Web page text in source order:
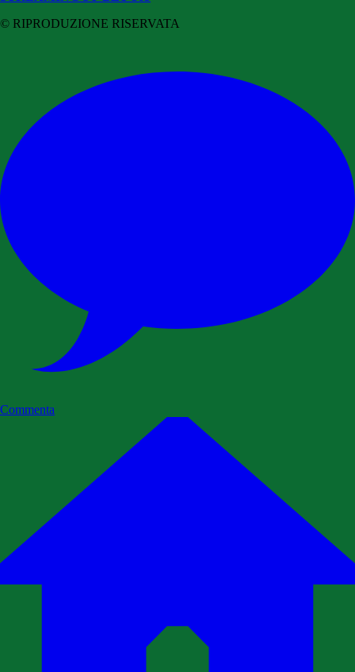
© RIPRODUZIONE RISERVATA
Commenta